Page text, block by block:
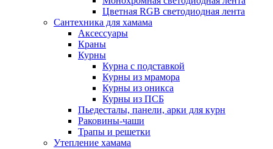
Цветная RGB светодиодная лента
Сантехника для хамама
Аксессуары
Краны
Курны
Курна с подставкой
Курны из мрамора
Курны из оникса
Курны из ПСБ
Пьедесталы, панели, арки для курн
Раковины-чаши
Трапы и решетки
Утепление хамама